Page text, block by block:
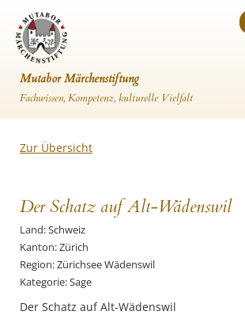
Mutabor Märchenstiftung
Fachwissen, Kompetenz, kulturelle Vielfalt
Zur Übersicht
Der Schatz auf Alt-Wädenswil
Land: Schweiz
Kanton: Zürich
Region: Zürichsee Wädenswil
Kategorie: Sage
Der Schatz auf Alt-Wädenswil